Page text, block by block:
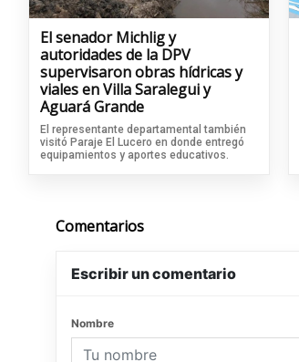
El senador Michlig y
autoridades de la DPV
supervisaron obras hídricas y
viales en Villa Saralegui y
Aguará Grande
El representante departamental también
visitó Paraje El Lucero en donde entregó
equipamientos y aportes educativos.
Comentarios
Escribir un comentario
Nombre